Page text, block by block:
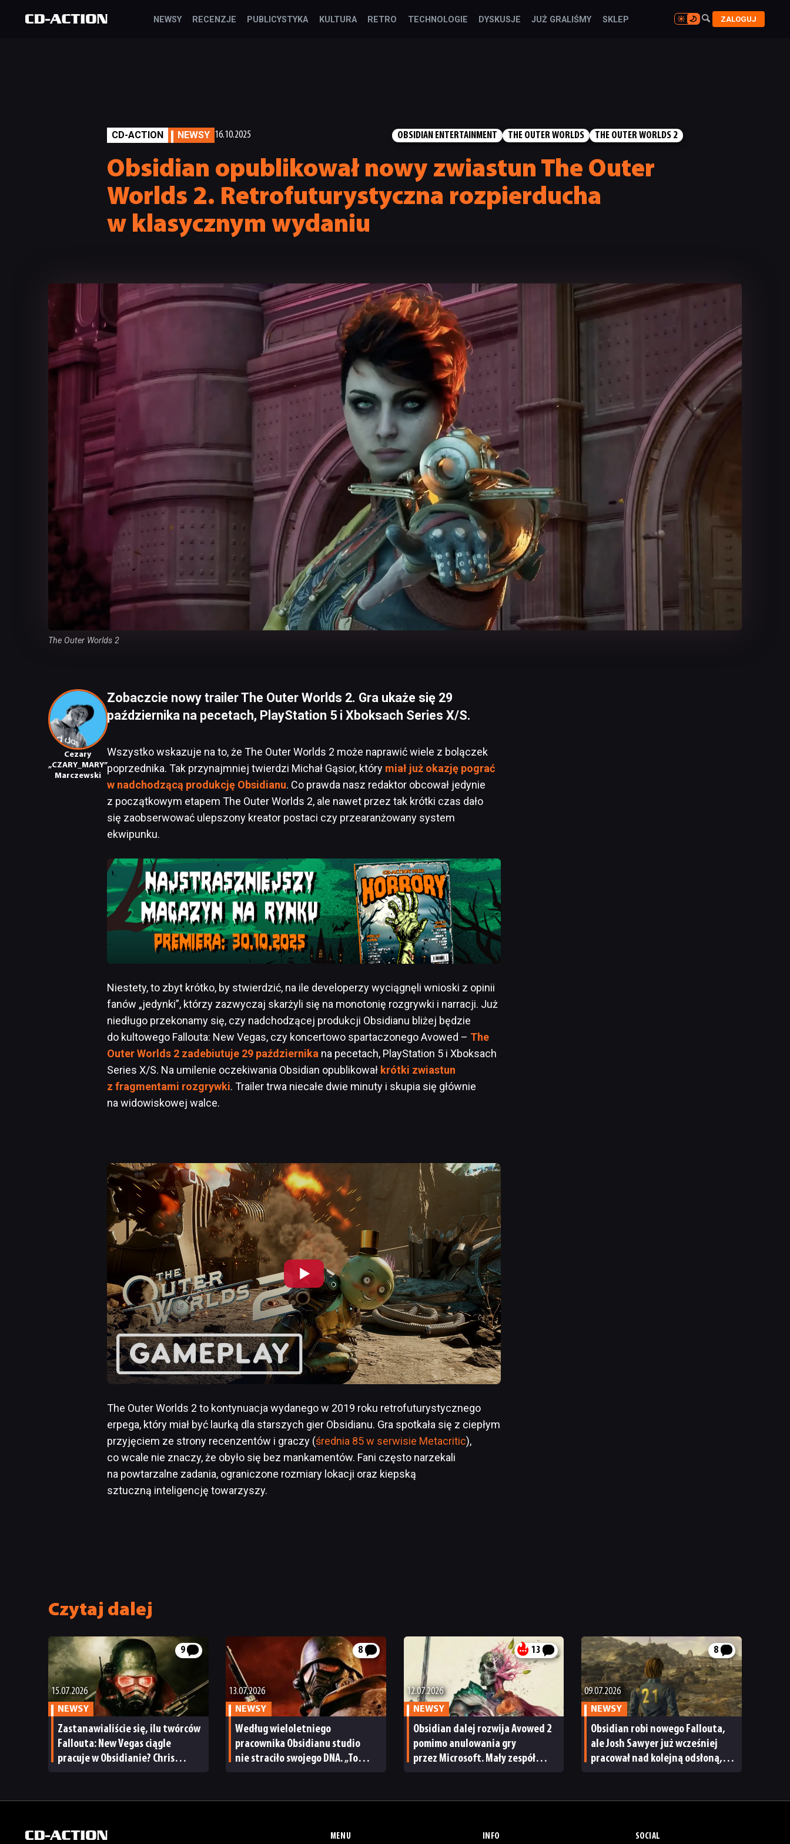
NEWSY RECENZJE PUBLICYSTYKA KULTURA RETRO TECHNOLOGIE DYSKUSJE JUŻ GRALIŚMY SKLEP 
 ZALOGUJ
CD-ACTION NEWSY 16.10.2025 OBSIDIAN ENTERTAINMENT THE OUTER WORLDS THE OUTER WORLDS 2
Obsidian opublikował nowy zwiastun The Outer
Worlds 2. Retrofuturystyczna rozpierducha
w klasycznym wydaniu
The Outer Worlds 2
Cezary
„CZARY_MARY”
Marczewski
Zobaczcie nowy trailer The Outer Worlds 2. Gra ukaże się 29
października na pecetach, PlayStation 5 i Xboksach Series X/S.
Wszystko wskazuje na to, że The Outer Worlds 2 może naprawić wiele z bolączek
poprzednika. Tak przynajmniej twierdzi Michał Gąsior, który miał już okazję pograć
w nadchodzącą produkcję Obsidianu. Co prawda nasz redaktor obcował jedynie
z początkowym etapem The Outer Worlds 2, ale nawet przez tak krótki czas dało
się zaobserwować ulepszony kreator postaci czy przearanżowany system
ekwipunku.
Niestety, to zbyt krótko, by stwierdzić, na ile developerzy wyciągnęli wnioski z opinii
fanów „jedynki”, którzy zazwyczaj skarżyli się na monotonię rozgrywki i narracji. Już
niedługo przekonamy się, czy nadchodzącej produkcji Obsidianu bliżej będzie
do kultowego Fallouta: New Vegas, czy koncertowo spartaczonego Avowed – The
Outer Worlds 2 zadebiutuje 29 października na pecetach, PlayStation 5 i Xboksach
Series X/S. Na umilenie oczekiwania Obsidian opublikował krótki zwiastun
z fragmentami rozgrywki. Trailer trwa niecałe dwie minuty i skupia się głównie
na widowiskowej walce.
The Outer Worlds 2 to kontynuacja wydanego w 2019 roku retrofuturystycznego
erpega, który miał być laurką dla starszych gier Obsidianu. Gra spotkała się z ciepłym
przyjęciem ze strony recenzentów i graczy (średnia 85 w serwisie Metacritic),
co wcale nie znaczy, że obyło się bez mankamentów. Fani często narzekali
na powtarzalne zadania, ograniczone rozmiary lokacji oraz kiepską
sztuczną inteligencję towarzyszy.
Czytaj dalej
9
15.07.2026
NEWSY
Zastanawialiście się, ilu twórców
Fallouta: New Vegas ciągle
pracuje w Obsidianie? Chris
8
13.07.2026
NEWSY
Według wieloletniego
pracownika Obsidianu studio
nie straciło swojego DNA. „To
13
12.07.2026
NEWSY
Obsidian dalej rozwija Avowed 2
pomimo anulowania gry
przez Microsoft. Mały zespół
8
09.07.2026
NEWSY
Obsidian robi nowego Fallouta,
ale Josh Sawyer już wcześniej
pracował nad kolejną odsłoną,
MENU INFO SOCIAL